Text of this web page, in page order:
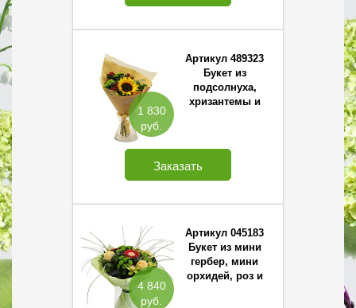
1 830
руб.
Артикул 489323
Букет из
подсолнуха,
хризантемы и
Заказать
4 840
руб.
Артикул 045183
Букет из мини
гербер, мини
орхидей, роз и